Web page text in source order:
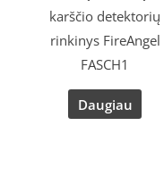
karščio detektorių
rinkinys FireAngel
FASCH1
Daugiau